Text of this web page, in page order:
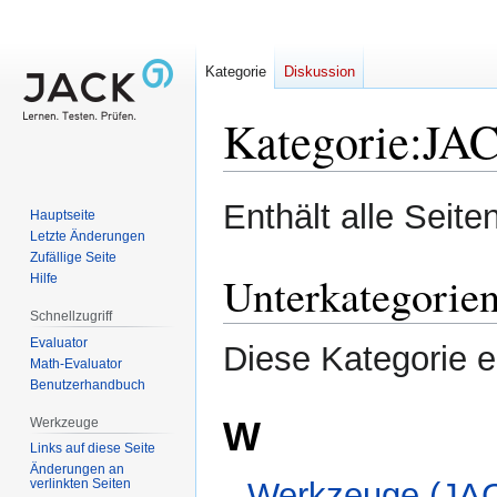
Kategorie:
Zur
Navigation
Zur
Suche
Enthält alle
Diese Kategorie
W
Kategorie Diskussion
Hauptseite
Letzte Änderungen
Zufällige Seite
Hilfe
Schnellzugriff
Evaluator
Math-Evaluator
Benutzerhandbuch
Werkzeuge
Links auf diese Seite
Änderungen an
verlinkten Seiten